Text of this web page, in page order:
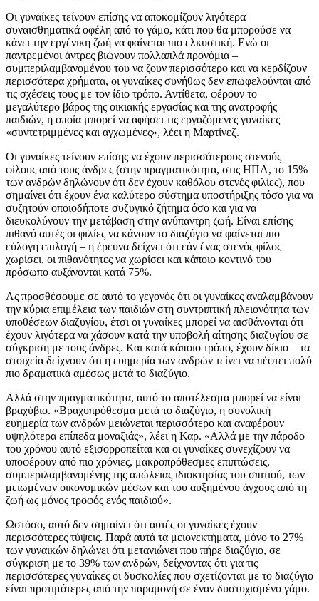
Οι γυναίκες τείνουν επίσης να αποκομίζουν λιγότερα
συναισθηματικά οφέλη από το γάμο, κάτι που θα μπορούσε να
κάνει την εργένικη ζωή να φαίνεται πιο ελκυστική. Ενώ οι
παντρεμένοι άντρες βιώνουν πολλαπλά προνόμια –
συμπεριλαμβανομένου του να ζουν περισσότερο και να κερδίζουν
περισσότερα χρήματα, οι γυναίκες συνήθως δεν επωφελούνται από
τις σχέσεις τους με τον ίδιο τρόπο. Αντίθετα, φέρουν το
μεγαλύτερο βάρος της οικιακής εργασίας και της ανατροφής
παιδιών, η οποία μπορεί να αφήσει τις εργαζόμενες γυναίκες
«συντετριμμένες και αγχωμένες», λέει η Μαρτίνεζ.
Οι γυναίκες τείνουν επίσης να έχουν περισσότερους στενούς
φίλους από τους άνδρες (στην πραγματικότητα, στις ΗΠΑ, το 15%
των ανδρών δηλώνουν ότι δεν έχουν καθόλου στενές φιλίες), που
σημαίνει ότι έχουν ένα καλύτερο σύστημα υποστήριξης τόσο για να
συζητούν οποιοδήποτε συζυγικό ζήτημα όσο και για να
διευκολύνουν την μετάβαση στην ανύπαντρη ζωή. Είναι επίσης
πιθανό αυτές οι φιλίες να κάνουν το διαζύγιο να φαίνεται πιο
εύλογη επιλογή – η έρευνα δείχνει ότι εάν ένας στενός φίλος
χωρίσει, οι πιθανότητες να χωρίσει και κάποιο κοντινό του
πρόσωπο αυξάνονται κατά 75%.
Ας προσθέσουμε σε αυτό το γεγονός ότι οι γυναίκες αναλαμβάνουν
την κύρια επιμέλεια των παιδιών στη συντριπτική πλειονότητα των
υποθέσεων διαζυγίου, έτσι οι γυναίκες μπορεί να αισθάνονται ότι
έχουν λιγότερα να χάσουν κατά την υποβολή αίτησης διαζυγίου σε
σύγκριση με τους άνδρες. Και κατά κάποιο τρόπο, έχουν δίκιο – τα
στοιχεία δείχνουν ότι η ευημερία των ανδρών τείνει να πέφτει πολύ
πιο δραματικά αμέσως μετά το διαζύγιο.
Αλλά στην πραγματικότητα, αυτό το αποτέλεσμα μπορεί να είναι
βραχύβιο. «Βραχυπρόθεσμα μετά το διαζύγιο, η συνολική
ευημερία των ανδρών μειώνεται περισσότερο και αναφέρουν
υψηλότερα επίπεδα μοναξιάς», λέει η Καρ. «Αλλά με την πάροδο
του χρόνου αυτό εξισορροπείται και οι γυναίκες συνεχίζουν να
υποφέρουν από πιο χρόνιες, μακροπρόθεσμες επιπτώσεις,
συμπεριλαμβανομένης της απώλειας ιδιοκτησίας του σπιτιού, των
μειωμένων οικονομικών μέσων και του αυξημένου άγχους από τη
ζωή ως μόνος τροφός ενός παιδιού».
Ωστόσο, αυτό δεν σημαίνει ότι αυτές οι γυναίκες έχουν
περισσότερες τύψεις. Παρά αυτά τα μειονεκτήματα, μόνο το 27%
των γυναικών δηλώνει ότι μετανιώνει που πήρε διαζύγιο, σε
σύγκριση με το 39% των ανδρών, δείχνοντας ότι για τις
περισσότερες γυναίκες οι δυσκολίες που σχετίζονται με το διαζύγιο
είναι προτιμότερες από την παραμονή σε έναν δυστυχισμένο γάμο.